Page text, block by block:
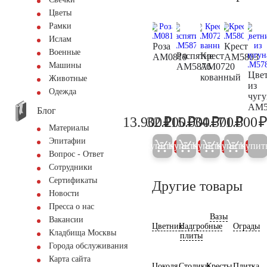
Цветы
Рамки
Ислам
Военные
Машины
Животные
Одежда
Блог
Материалы
Эпитафии
Вопрос - Ответ
Сотрудники
Сертификаты
Новости
Пресса о нас
Вакансии
Кладбища Москвы
Города обслуживания
Карта сайта
Роза
AM0819
14.600
13.900₽
Купить 5%
Распятие
AM5876
33.900
32.200₽
Купить 5%
Крест
AM0720
кованный
121.000
115.000₽
Купить 5%
Крест
AM5803
34.500₽
Купить 5%
из
71.800₽
Другие товары
ЦветникНадгробные
плиты
Вазы
Ограды